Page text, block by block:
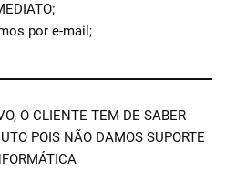
por e-mail;
O CLIENTE TEM DE SABER
POIS NÃO DAMOS SUPORTE